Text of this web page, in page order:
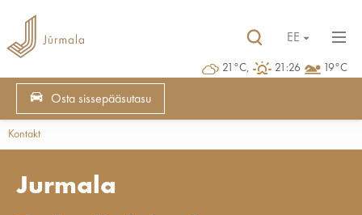
21°C, 21:26 19°C
EE
Osta sissepääsutasu
Kontakt
Jurmala